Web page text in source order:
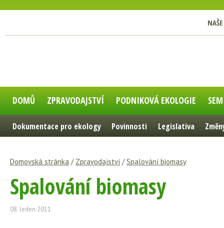
DOMŮ ZPRAVODAJSTVÍ PODNIKOVÁ EKOLOGIE
Dokumentace pro ekology Povinnosti Legislativa
Domovská stránka / Zpravodajství /Spalování biomasy
Spalování biomasy
08. leden 2011